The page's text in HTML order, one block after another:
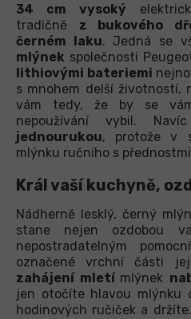
34 cm vysoký
tradičně z bukového
černém laku. Jedná se
mlýnek společnosti
lithiovými bateriemi
s mnohem delší životností,
vám tedy, že by se
nepoužívání vybil.
jednourukou, protože v
mlýnku ručního s
Král vaší kuchyně,
Nádherně lesklý, černý
stane nejen ozdobou
nepostradatelným
označené vrchní části
zahájení mletí mlýnek
jen otočíte hlavou mlýnku
hodinových ručiček a